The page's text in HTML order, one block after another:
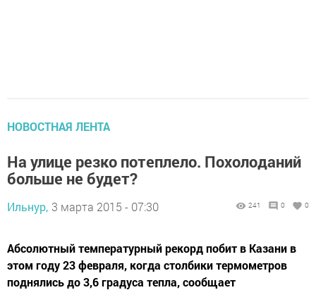
НОВОСТНАЯ ЛЕНТА
На улице резко потеплело. Похолоданий
больше не будет?
Ильнур, 3 марта 2015 - 07:30 241 0 0
Абсолютный температур­ный рекорд побит в Казани в
этом году 23 февраля, когда столбики термометров
под­нялись до 3,6 градуса тепла, сообщает